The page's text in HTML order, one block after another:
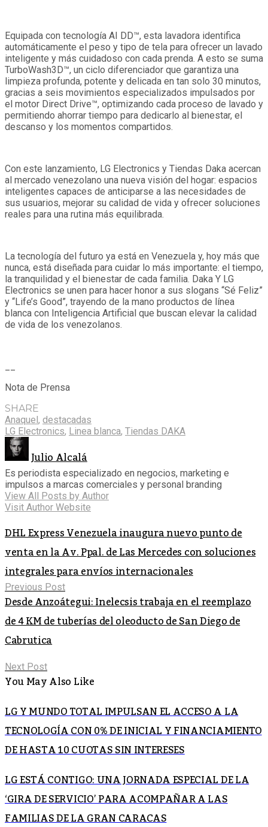
Equipada con tecnología AI DD™, esta lavadora identifica
automáticamente el peso y tipo de tela para ofrecer un lavado
inteligente y más cuidadoso con cada prenda. A esto se suma
TurboWash3D™, un ciclo diferenciador que garantiza una
limpieza profunda, potente y delicada en tan solo 30 minutos,
gracias a seis movimientos especializados impulsados por
el motor Direct Drive™, optimizando cada proceso de lavado y
permitiendo ahorrar tiempo para dedicarlo al bienestar, el
descanso y los momentos compartidos.
Con este lanzamiento, LG Electronics y Tiendas Daka acercan
al mercado venezolano una nueva visión del hogar: espacios
inteligentes capaces de anticiparse a las necesidades de
sus usuarios, mejorar su calidad de vida y ofrecer soluciones
reales para una rutina más equilibrada.
La tecnología del futuro ya está en Venezuela y, hoy más que
nunca, está diseñada para cuidar lo más importante: el tiempo,
la tranquilidad y el bienestar de cada familia. Daka Y LG
Electronics se unen para hacer honor a sus slogans “Sé Feliz”
y “Life’s Good”, trayendo de la mano productos de línea
blanca con Inteligencia Artificial que buscan elevar la calidad
de vida de los venezolanos.
Nota de Prensa
SHARE
Anaquel, destacadas
LG Electronics, Linea blanca, Tiendas DAKA
Julio Alcalá
Es periodista especializado en negocios, marketing e
impulsos a marcas comerciales y personal branding
View All Posts by Author
Visit Author Website
DHL Express Venezuela inaugura nuevo punto de
venta en la Av. Ppal. de Las Mercedes con soluciones
integrales para envíos internacionales
Previous Post
Desde Anzoátegui: Inelecsis trabaja en el reemplazo
de 4 KM de tuberías del oleoducto de San Diego de
Cabrutica
Next Post
You May Also Like
LG Y MUNDO TOTAL IMPULSAN EL ACCESO A LA
TECNOLOGÍA CON 0% DE INICIAL Y FINANCIAMIENTO
DE HASTA 10 CUOTAS SIN INTERESES
LG ESTÁ CONTIGO: UNA JORNADA ESPECIAL DE LA
‘GIRA DE SERVICIO’ PARA ACOMPAÑAR A LAS
FAMILIAS DE LA GRAN CARACAS